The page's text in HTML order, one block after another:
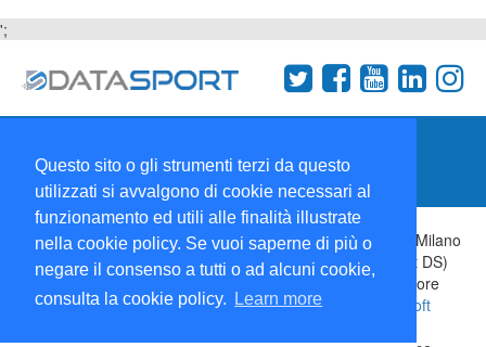
Questo sito o gli strumenti terzi da questo
utilizzati si avvalgono di cookie necessari al
funzionamento ed utili alle finalità illustrate
nella cookie policy. Se vuoi saperne di più o
negare il consenso a tutti o ad alcuni cookie,
consulta la cookie policy.
Learn more
';
Collabora con noi
Copyright 1995-2026 © Wise Srl Via Palmanova 8 20132 Milano
Italia - P. IVA 09072090963 | ISSN: 2499-2925 (DataSport DS)
Informazioni e richieste di pubblicità:
| Direttore
Responsabile:Sergio Angelo Chiesa| Developed By:
P-Soft